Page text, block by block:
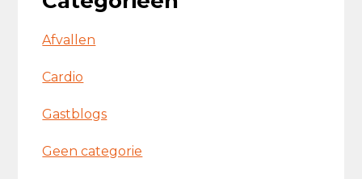
Afvallen
Cardio
Gastblogs
Geen categorie